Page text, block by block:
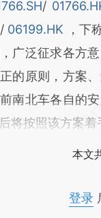
/
/ 06199.HK
，下
广泛征求各方
的原则，方案
南北车各自的
将按照该方案着
本文
登录